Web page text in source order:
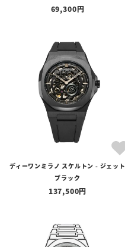
69,300
ディーワンミラノ スケルトン - ジェット
ブラック
137,500